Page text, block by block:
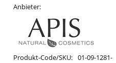
Anbieter:
Produkt-Code/SKU: 01-09-1281-